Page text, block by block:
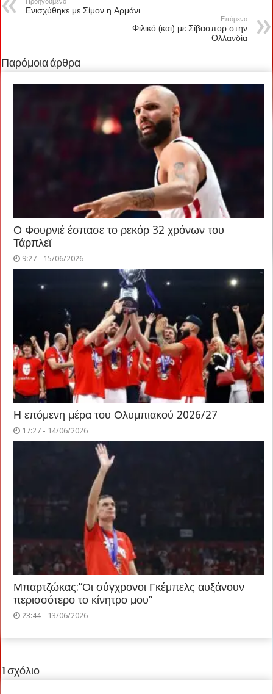
Ενισχύθηκε με Σίμον η Αρμάνι
Επόμενο
Φιλικό (και) με Σίβασπορ στην
Ολλανδία
Παρόμοια άρθρα
Ο Φουρνιέ έσπασε το ρεκόρ 32 χρόνων του
Τάρπλεϊ
9:27 - 15/06/2026
Η επόμενη μέρα του Ολυμπιακού 2026/27
17:27 - 14/06/2026
Μπαρτζώκας:”Οι σύγχρονοι Γκέμπελς αυξάνουν
περισσότερο το κίνητρο μου”
23:44 - 13/06/2026
1 σχόλιο